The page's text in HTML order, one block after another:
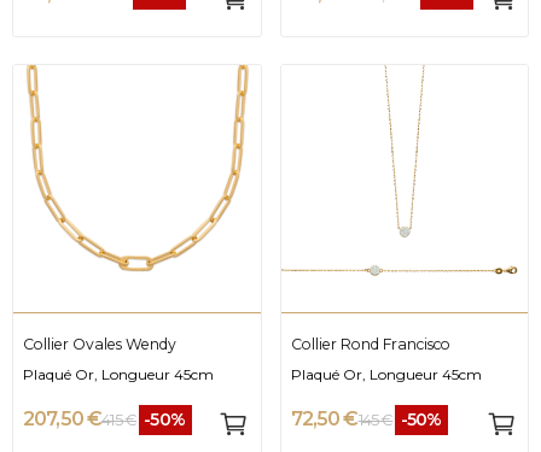
Collier Ovales Wendy
Plaqué Or, Longueur 45cm
207,50 €415 € -50%
Collier Rond Francisco
Plaqué Or, Longueur 45cm
72,50 €145 € -50%